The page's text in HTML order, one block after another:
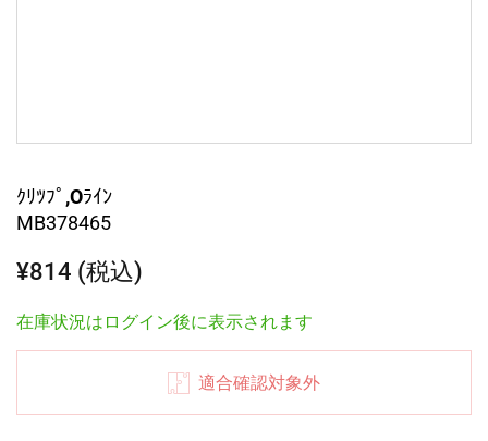
ｸﾘﾂﾌﾟ,Oﾗｲﾝ
MB378465
¥814 (税込)
在庫状況はログイン後に表示されます
適合確認対象外